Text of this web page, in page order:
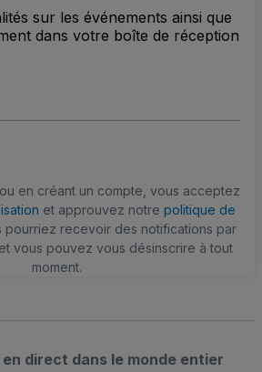
sur les événements ainsi que
dans votre boîte de réception
en créant un compte, vous acceptez
et approuvez notre politique de
pourriez recevoir des notifications par
vous pouvez vous désinscrire à tout
moment.
direct dans le monde entier